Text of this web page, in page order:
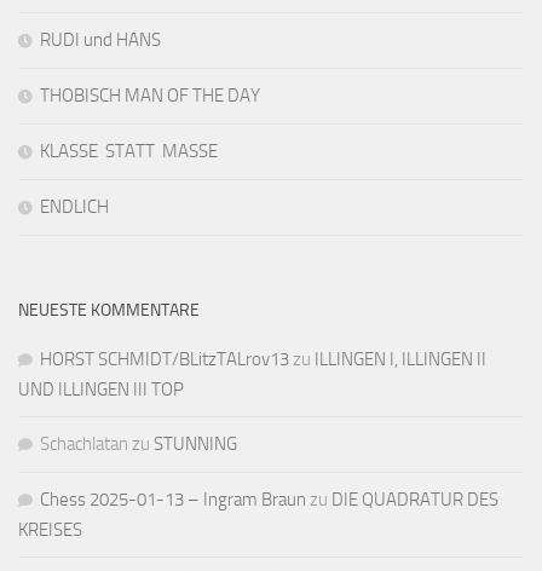
RUDI und HANS
THOBISCH MAN OF THE DAY
KLASSE STATT MASSE
ENDLICH
NEUESTE KOMMENTARE
HORST SCHMIDT/BLitzTALrov13zu ILLINGEN I, ILLINGEN II
UND ILLINGEN III TOP
Schachlatan zu STUNNING
Chess 2025-01-13 – Ingram Braun zu DIE QUADRATUR DES
KREISES